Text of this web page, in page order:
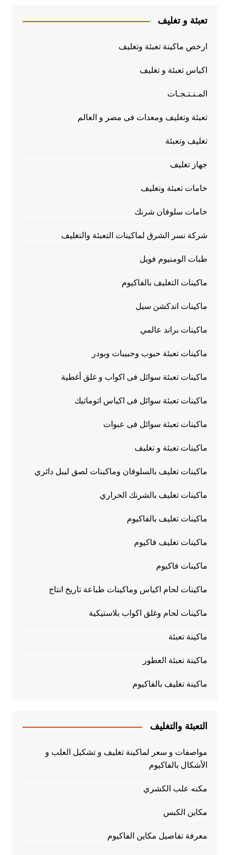
تعبئة و تغليف
ارخص ماكينة تعبئة وتغليف
اكياس تعبئة و تغليف
المـنـتـجـات
تعبئة وتغليف ومعدات فى مصر و العالم
تغليف وتعبئة
جهاز تغليف
خامات تعبئة وتغليف
خامات سلوفان شرنك
شركة نسر الشرق لماكينات التعبئة والتغليف
طبات الومنيوم فويل
ماكينات التغليف بالفاكيوم
ماكينات اندكشن سيل
ماكينات براند عالمي
ماكينات تعبئة حبوب وحبيبات وبودر
ماكينات تعبئة سوائل فى اكواب و غلق أغطية
ماكينات تعبئة سوائل فى اكياس اتوماتيك
ماكينات تعبئة سوائل فى عبوات
ماكينات تعبئة و تغليف
ماكينات تغليف بالسلوفان وماكينات لصق ليبل دائري
ماكينات تغليف بالشرنك الحراري
ماكينات تغليف بالفاكيوم
ماكينات تغليف فاكيوم
ماكينات فاكيوم
ماكينات لحام اكياس وماكينات طباعة تاريخ انتاج
ماكينات لحام وغلق اكواب بلاستيكية
ماكينة تعبئة
ماكينة تعبئة العطور
ماكينة تغليف بالفاكيوم
التعبئة والتغليف
مواصفات و سعر لماكينة تغليف و تشكيل العلب و
الأشكال بالفاكيوم
مكنه علب الكشري
مكاين الكبس
معرفة تفاصيل مكاين الفاكيوم